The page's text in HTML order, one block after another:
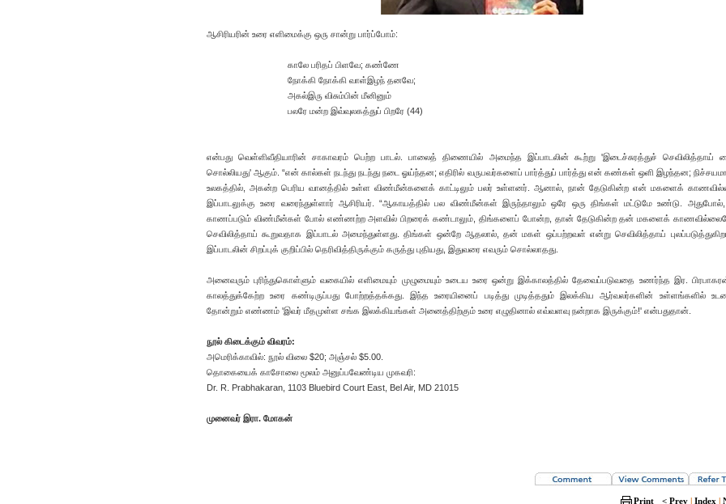
ஆசிரியரின் உரை எளிமைக்கு ஒரு சான்று பார்ப்போம்:
காலே பரிதப் பிளவே; கண்ணே
நோக்கி நோக்கி வாள்இழந் தனவே;
அகல்இரு விசும்பின் மீனினும்
பலரே மன்ற இவ்வுலகத்துப் பிறரே (44)
என்பது வெள்ளிவீதியாரின் சாகாவரம் பெற்ற பாடல். பாலைத் திணையில் அமைந்த இப்பாடலின் கூற்று 'இடைச்சுரத்துச் செவிலித்தாய்
சொல்லியது' ஆகும். “என் கால்கள் நடந்து நடந்து நடை ஓய்ந்தன; எதிரில் வருபவர்களைப் பார்த்துப் பார்த்து என் கண்கள் ஒளி இழந்தன;
உலகத்தில், அகன்ற பெரிய வானத்தில் உள்ள விண்மீன்களைக் காட்டிலும் பலர் உள்ளனர். ஆனால், நான் தேடுகின்ற என் மகளைக்
இப்பாடலுக்கு உரை வரைந்துள்ளார் ஆசிரியர். “ஆகாயத்தில் பல விண்மீன்கள் இருந்தாலும் ஒரே ஒரு திங்கள் மட்டுமே உண்டு. அதுபோல்,
காணப்படும் விண்மீன்கள் போல் எண்ணற்ற அளவில் பிறரைக் கண்டாலும், திங்களைப் போன்ற, தான் தேடுகின்ற தன் மகளைக்
செவிலித்தாய் கூறுவதாக இப்பாடல் அமைந்துள்ளது. திங்கள் ஒன்றே ஆதலால், தன் மகள் ஒப்பற்றவள் என்று செவிலித்தாய்
இப்பாடலின் சிறப்புக் குறிப்பில் தெரிவித்திருக்கும் கருத்து புதியது, இதுவரை எவரும் சொல்லாதது.
அனைவரும் புரிந்துகொள்ளும் வகையில் எளிமையும் முழுமையும் உடைய உரை ஒன்று இக்காலத்தில் தேவைப்படுவதை உணர்ந்த இர.
காலத்துக்கேற்ற உரை கண்டிருப்பது போற்றத்தக்கது. இந்த உரையினைப் படித்து முடித்ததும் இலக்கிய ஆர்வலர்களின் உள்ளங்களில்
தோன்றும் எண்ணம் 'இவர் மீதமுள்ள சங்க இலக்கியங்கள் அனைத்திற்கும் உரை எழுதினால் எவ்வளவு நன்றாக இருக்கும்!' என்பதுதான்.
நூல் கிடைக்கும் விவரம்:
அமெரிக்காவில்: நூல் விலை $20; அஞ்சல் $5.00.
தொகையைக் காசோலை மூலம் அனுப்பவேண்டிய முகவரி:
Dr. R. Prabhakaran, 1103 Bluebird Court East, Bel Air, MD 21015
முனைவர் இரா. மோகன்
Print < Prev | Index |